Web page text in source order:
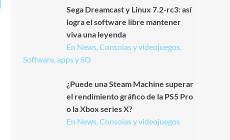
Sega Dreamcast y Linux 7.2-rc3: así
logra el software libre mantener
viva una leyenda
En News, Consolas y videojuegos,
Software, apps y SO
¿Puede una Steam Machine superar
el rendimiento gráfico de la PS5 Pro
o la Xbox series X?
En News, Consolas y videojuegos